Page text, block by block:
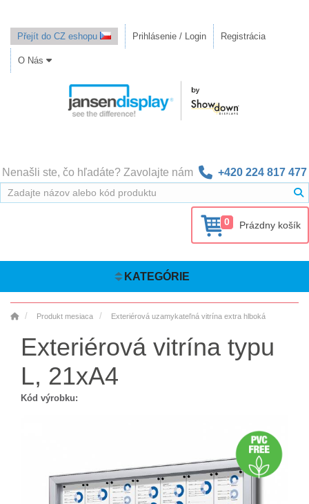
Přejít do CZ eshopu Prihlásenie / Login Registrácia
O Nás
Nenašli ste, čo hľadáte? Zavolajte nám +420 224 817 477
0 Prázdny košík
KATEGÓRIE
Produkt mesiaca Exteriérová uzamykateľná vitrína extra hlboká
Exteriérová vitrína typu
L, 21xA4
Kód výrobku: